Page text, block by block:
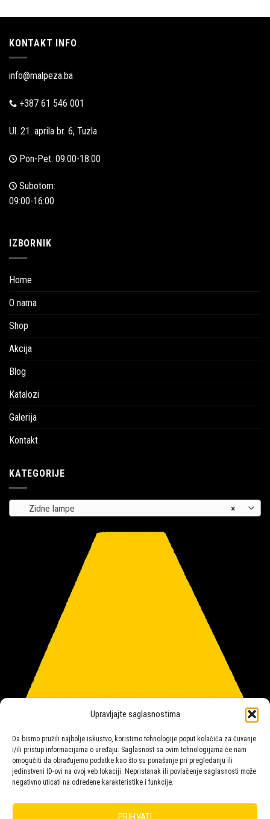
Upravljajte saglasnostima
Da bismo pružili najbolje iskustvo, koristimo tehnologije poput kolačića za čuvanje
i/ili pristup informacijama o uređaju. Saglasnost sa ovim tehnologijama će nam
omogućiti da obrađujemo podatke kao što su ponašanje pri pregledanju ili
jedinstveni ID-ovi na ovoj veb lokaciji. Nepristanak ili povlačenje saglasnosti može
negativno uticati na određene karakteristike i funkcije.
PRIHVATI
KONTAKT INFO
info@malpeza.ba
+387 61 546 001
Ul. 21. aprila br. 6, Tuzla
Pon-Pet: 09:00-18:00
Subotom:
09:00-16:00
IZBORNIK
Home
O nama
Shop
Akcija
Blog
Katalozi
Galerija
Kontakt
KATEGORIJE
×
Zidne lampe